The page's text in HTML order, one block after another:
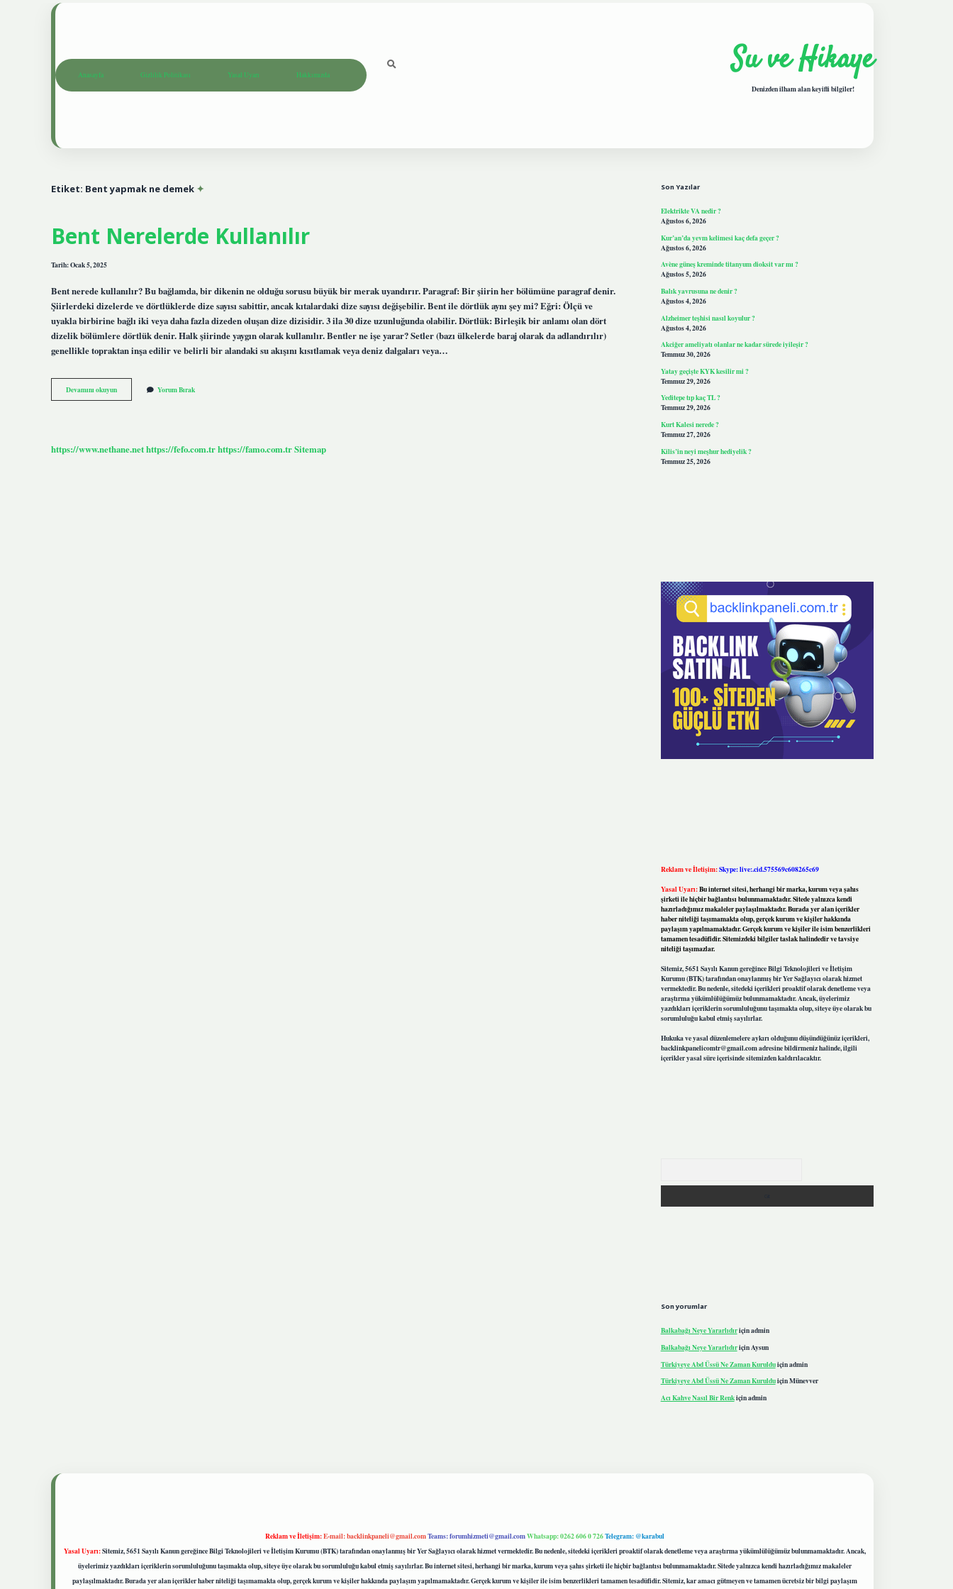
Anasayfa Gizlilik Politikası Yasal Uyarı Hakkımızda Su ve Hikaye
Denizden ilham alan keyifli bilgiler!
Etiket: Bent yapmak ne demek
Bent Nerelerde Kullanılır
Tarih: Ocak 5, 2025
Bent nerede kullanılır? Bu bağlamda, bir dikenin ne olduğu sorusu büyük bir merak uyandırır. Paragraf: Bir şiirin her bölümüne paragraf denir.
Şiirlerdeki dizelerde ve dörtlüklerde dize sayısı sabittir, ancak kıtalardaki dize sayısı değişebilir. Bent ile dörtlük aynı şey mi? Eğri: Ölçü ve
uyakla birbirine bağlı iki veya daha fazla dizeden oluşan dize dizisidir. 3 ila 30 dize uzunluğunda olabilir. Dörtlük: Birleşik bir anlamı olan dört
dizelik bölümlere dörtlük denir. Halk şiirinde yaygın olarak kullanılır. Bentler ne işe yarar? Setler (bazı ülkelerde baraj olarak da adlandırılır)
genellikle topraktan inşa edilir ve belirli bir alandaki su akışını kısıtlamak veya deniz dalgaları veya…
Devamını okuyunBent
Nerelerde
Yorum Bırak
https://www.nethane.nethttps://fefo.com.trhttps://famo.com.trSitemap
Son Yazılar
Elektrikte VA nedir ?
Ağustos 6, 2026
Kur’an’da yevm kelimesi kaç defa geçer ?
Ağustos 6, 2026
Avène güneş kreminde titanyum dioksit var mı ?
Ağustos 5, 2026
Balık yavrusuna ne denir ?
Ağustos 4, 2026
Alzheimer teşhisi nasıl koyulur ?
Ağustos 4, 2026
Akciğer ameliyatı olanlar ne kadar sürede iyileşir ?
Temmuz 30, 2026
Yatay geçişte KYK kesilir mi ?
Temmuz 29, 2026
Yeditepe tıp kaç TL ?
Temmuz 29, 2026
Kurt Kalesi nerede ?
Temmuz 27, 2026
Kilis’in neyi meşhur hediyelik ?
Temmuz 25, 2026
Reklam ve İletişim:Skype: live:.cid.575569c608265c69
Yasal Uyarı:Bu internet sitesi, herhangi bir marka, kurum veya şahıs
şirketi ile hiçbir bağlantısı bulunmamaktadır. Sitede yalnızca kendi
hazırladığımız makaleler paylaşılmaktadır. Burada yer alan içerikler
haber niteliği taşımamakta olup, gerçek kurum ve kişiler hakkında
paylaşım yapılmamaktadır. Gerçek kurum ve kişiler ile isim benzerlikleri
tamamen tesadüfidir. Sitemizdeki bilgiler taslak halindedir ve tavsiye
niteliği taşımazlar.
Sitemiz, 5651 Sayılı Kanun gereğince Bilgi Teknolojileri ve İletişim
Kurumu (BTK) tarafından onaylanmış bir Yer Sağlayıcı olarak hizmet
vermektedir. Bu nedenle, sitedeki içerikleri proaktif olarak denetleme veya
araştırma yükümlülüğümüz bulunmamaktadır. Ancak, üyelerimiz
yazdıkları içeriklerin sorumluluğunu taşımakta olup, siteye üye olarak bu
sorumluluğu kabul etmiş sayılırlar.
Hukuka ve yasal düzenlemelere aykırı olduğunu düşündüğünüz içerikleri,
backlinkpanelicomtr@gmail.comadresine bildirmeniz halinde, ilgili
içerikler yasal süre içerisinde sitemizden kaldırılacaktır.
Son yorumlar
Balkabağı Neye Yararlıdıriçinadmin
Balkabağı Neye YararlıdıriçinAysun
Türkiyeye Abd Üssü Ne Zaman Kurulduiçinadmin
Türkiyeye Abd Üssü Ne Zaman KurulduiçinMünevver
Acı Kahve Nasıl Bir Renkiçinadmin
Reklam ve İletişim:E-mail:backlinkpaneli@gmail.comTeams:forumhizmeti@gmail.comWhatsapp: 0262 606 0 726Telegram: @karabul
Yasal Uyarı:Sitemiz, 5651 Sayılı Kanun gereğince Bilgi Teknolojileri ve İletişim Kurumu (BTK) tarafından onaylanmış bir Yer Sağlayıcı olarak hizmet vermektedir. Bu nedenle, sitedeki içerikleri proaktif olarak denetleme veya araştırma yükümlülüğümüz bulunmamaktadır. Ancak,
üyelerimiz yazdıkları içeriklerin sorumluluğunu taşımakta olup, siteye üye olarak bu sorumluluğu kabul etmiş sayılırlar. Bu internet sitesi, herhangi bir marka, kurum veya şahıs şirketi ile hiçbir bağlantısı bulunmamaktadır. Sitede yalnızca kendi hazırladığımız makaleler
paylaşılmaktadır. Burada yer alan içerikler haber niteliği taşımamakta olup, gerçek kurum ve kişiler hakkında paylaşım yapılmamaktadır. Gerçek kurum ve kişiler ile isim benzerlikleri tamamen tesadüfidir. Sitemiz, kar amacı gütmeyen ve tamamen ücretsiz bir bilgi paylaşım